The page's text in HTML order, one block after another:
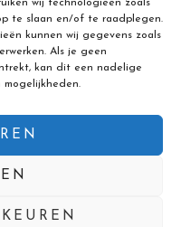
wij technologieën zoals
te slaan en/of te raadplegen.
kunnen wij gegevens zoals
Als je geen
kan dit een nadelige